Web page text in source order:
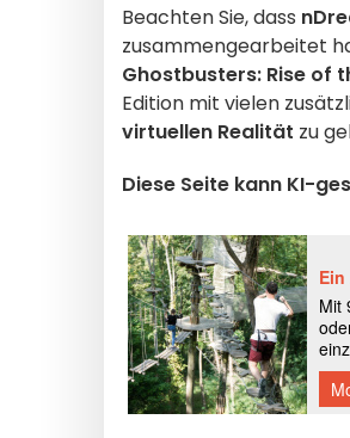
Beachten Sie, dass
zusammengearbeitet
Ghostbusters: Rise of
Edition mit vielen
virtuellen Realität zu
Diese Seite kann KI-